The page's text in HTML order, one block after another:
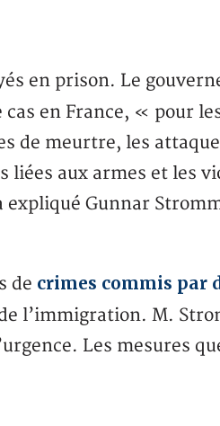
en prison. Le
cas en France, « pour
de meurtre, les
liées aux armes et les
expliqué Gunnar
de crimes commis par
l’immigration. M.
Les mesures